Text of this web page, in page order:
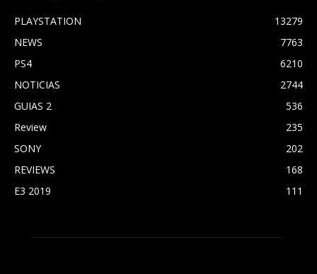
PLAYSTATION
13279
NEWS
7763
PS4
6210
NOTICIAS
2744
GUIAS 2
536
Review
235
SONY
202
REVIEWS
168
E3 2019
111